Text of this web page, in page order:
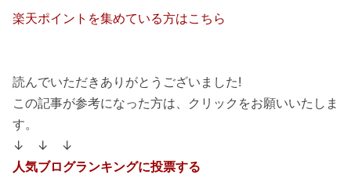
楽天ポイントを集めている方はこちら
読んでいただきありがとうございました!
この記事が参考になった方は、クリックをお願いいたしま
す。
↓ ↓ ↓
人気ブログランキングに投票する